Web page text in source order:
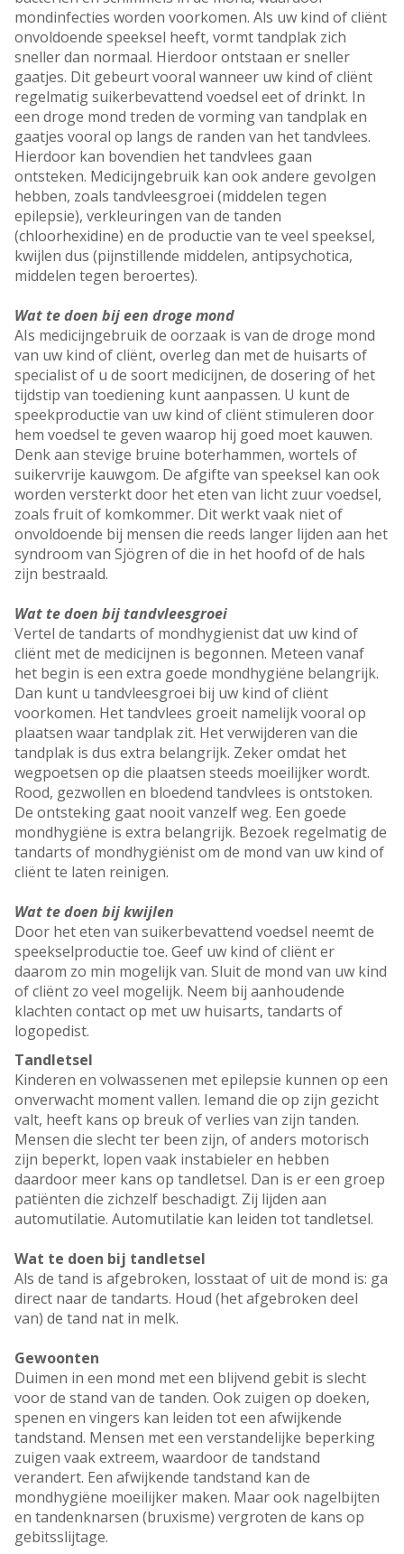
mondinfecties worden voorkomen. Als uw kind of cliënt
onvoldoende speeksel heeft, vormt tandplak zich
sneller dan normaal. Hierdoor ontstaan er sneller
gaatjes. Dit gebeurt vooral wanneer uw kind of cliënt
regelmatig suikerbevattend voedsel eet of drinkt. In
een droge mond treden de vorming van tandplak en
gaatjes vooral op langs de randen van het tandvlees.
Hierdoor kan bovendien het tandvlees gaan
ontsteken. Medicijngebruik kan ook andere gevolgen
hebben, zoals tandvleesgroei (middelen tegen
epilepsie), verkleuringen van de tanden
(chloorhexidine) en de productie van te veel speeksel,
kwijlen dus (pijnstillende middelen, antipsychotica,
middelen tegen beroertes).
Wat te doen bij een droge mond
AIs medicijngebruik de oorzaak is van de droge mond
van uw kind of cliënt, overleg dan met de huisarts of
specialist of u de soort medicijnen, de dosering of het
tijdstip van toediening kunt aanpassen. U kunt de
speekproductie van uw kind of cliënt stimuleren door
hem voedsel te geven waarop hij goed moet kauwen.
Denk aan stevige bruine boterhammen, wortels of
suikervrije kauwgom. De afgifte van speeksel kan ook
worden versterkt door het eten van licht zuur voedsel,
zoals fruit of komkommer. Dit werkt vaak niet of
onvoldoende bij mensen die reeds langer lijden aan het
syndroom van Sjögren of die in het hoofd of de hals
zijn bestraald.
Wat te doen bij tandvleesgroei
Vertel de tandarts of mondhygienist dat uw kind of
cliënt met de medicijnen is begonnen. Meteen vanaf
het begin is een extra goede mondhygiëne belangrijk.
Dan kunt u tandvleesgroei bij uw kind of cliënt
voorkomen. Het tandvlees groeit namelijk vooral op
plaatsen waar tandplak zit. Het verwijderen van die
tandplak is dus extra belangrijk. Zeker omdat het
wegpoetsen op die plaatsen steeds moeilijker wordt.
Rood, gezwollen en bloedend tandvlees is ontstoken.
De ontsteking gaat nooit vanzelf weg. Een goede
mondhygiëne is extra belangrijk. Bezoek regelmatig de
tandarts of mondhygiënist om de mond van uw kind of
cliënt te laten reinigen.
Wat te doen bij kwijlen
Door het eten van suikerbevattend voedsel neemt de
speekselproductie toe. Geef uw kind of cliënt er
daarom zo min mogelijk van. Sluit de mond van uw kind
of cliënt zo veel mogelijk. Neem bij aanhoudende
klachten contact op met uw huisarts, tandarts of
logopedist.
Tandletsel
Kinderen en volwassenen met epilepsie kunnen op een
onverwacht moment vallen. Iemand die op zijn gezicht
valt, heeft kans op breuk of verlies van zijn tanden.
Mensen die slecht ter been zijn, of anders motorisch
zijn beperkt, lopen vaak instabieler en hebben
daardoor meer kans op tandletsel. Dan is er een groep
patiënten die zichzelf beschadigt. Zij lijden aan
automutilatie. Automutilatie kan leiden tot tandletsel.
Wat te doen bij tandletsel
Als de tand is afgebroken, losstaat of uit de mond is: ga
direct naar de tandarts. Houd (het afgebroken deel
van) de tand nat in melk.
Gewoonten
Duimen in een mond met een blijvend gebit is slecht
voor de stand van de tanden. Ook zuigen op doeken,
spenen en vingers kan leiden tot een afwijkende
tandstand. Mensen met een verstandelijke beperking
zuigen vaak extreem, waardoor de tandstand
verandert. Een afwijkende tandstand kan de
mondhygiëne moeilijker maken. Maar ook nagelbijten
en tandenknarsen (bruxisme) vergroten de kans op
gebitsslijtage.